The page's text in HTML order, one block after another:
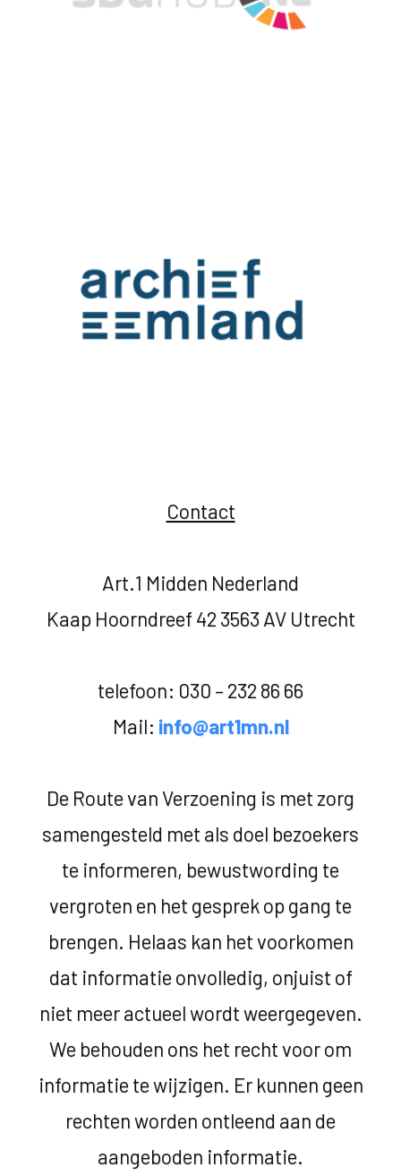
Contact
Art.1 Midden Nederland
Kaap Hoorndreef 42 3563 AV Utrecht
telefoon: 030 – 232 86 66
Mail: info@art1mn.nl
De Route van Verzoening is met zorg
samengesteld met als doel bezoekers
te informeren, bewustwording te
vergroten en het gesprek op gang te
brengen. Helaas kan het voorkomen
dat informatie onvolledig, onjuist of
niet meer actueel wordt weergegeven.
We behouden ons het recht voor om
informatie te wijzigen. Er kunnen geen
rechten worden ontleend aan de
aangeboden informatie.